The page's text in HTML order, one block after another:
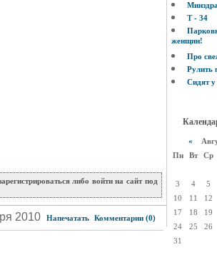
либо войти на сайт под
2010 Напечатать Комментарии (0)
Т - 34
женщин!
Про
Рулить
Сидят у
«
Пн
Вт Ср
3
4 5
10
11 12
17
18 19
24
25 26
31